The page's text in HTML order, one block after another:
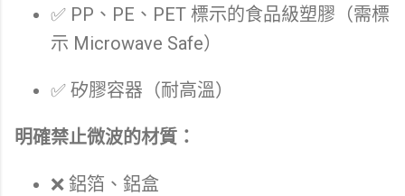
✅ PP、PE、PET 標示的食品級塑膠（需標
示 Microwave Safe）
✅ 矽膠容器（耐高溫）
明確禁止微波的材質：
❌ 鋁箔、鋁盒